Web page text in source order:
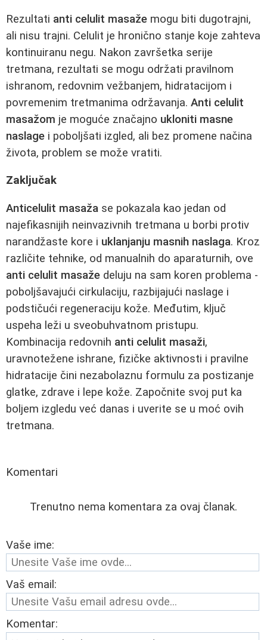
Rezultati anti celulit masaže mogu biti dugotrajni,
ali nisu trajni. Celulit je hronično stanje koje zahteva
kontinuiranu negu. Nakon završetka serije
tretmana, rezultati se mogu održati pravilnom
ishranom, redovnim vežbanjem, hidratacijom i
povremenim tretmanima održavanja. Anti celulit
masažom je moguće značajno ukloniti masne
naslage i poboljšati izgled, ali bez promene načina
života, problem se može vratiti.
Zaključak
Anticelulit masaža se pokazala kao jedan od
najefikasnijih neinvazivnih tretmana u borbi protiv
narandžaste kore i uklanjanju masnih naslaga. Kroz
različite tehnike, od manualnih do aparaturnih, ove
anti celulit masaže deluju na sam koren problema -
poboljšavajući cirkulaciju, razbijajući naslage i
podstičući regeneraciju kože. Međutim, ključ
uspeha leži u sveobuhvatnom pristupu.
Kombinacija redovnih anti celulit masaži,
uravnotežene ishrane, fizičke aktivnosti i pravilne
hidratacije čini nezabolaznu formulu za postizanje
glatke, zdrave i lepe kože. Započnite svoj put ka
boljem izgledu već danas i uverite se u moć ovih
tretmana.
Komentari
Trenutno nema komentara za ovaj članak.
Vaše ime:
Vaš email:
Komentar: